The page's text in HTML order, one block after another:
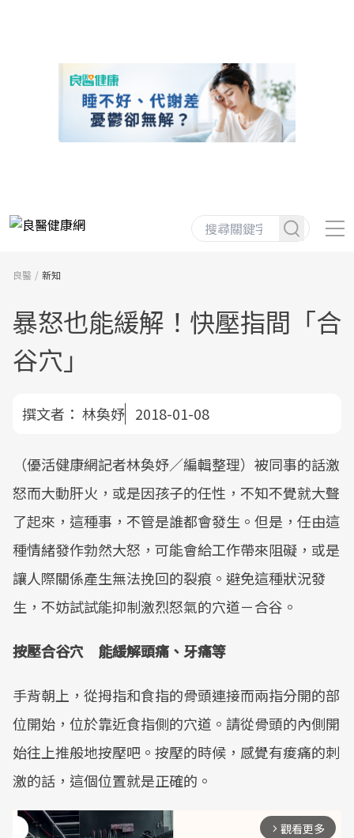
良醫 新知
暴怒也能緩解！快壓指間「合
谷穴」
撰文者： 林奐妤 2018-01-08
（優活健康網記者林奐妤／編輯整理）被同事的話激
怒而大動肝火，或是因孩子的任性，不知不覺就大聲
了起來，這種事，不管是誰都會發生。但是，任由這
種情緒發作勃然大怒，可能會給工作帶來阻礙，或是
讓人際關係產生無法挽回的裂痕。避免這種狀況發
生，不妨試試能抑制激烈怒氣的穴道－合谷。
按壓合谷穴 能緩解頭痛、牙痛等
手背朝上，從拇指和食指的骨頭連接而兩指分開的部
位開始，位於靠近食指側的穴道。請從骨頭的內側開
始往上推般地按壓吧。按壓的時候，感覺有痠痛的刺
激的話，這個位置就是正確的。
arrow_forward_ios 觀看更多